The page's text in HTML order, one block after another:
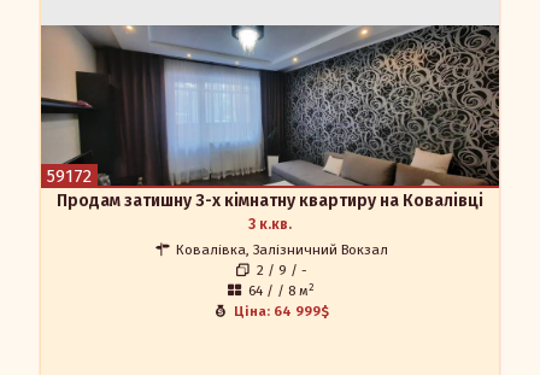
59172
Продам затишну 3-х кімнатну квартиру на Ковалівці
3 к.кв.
Ковалівка, Залізничний Вокзал
2 / 9 / -
64 / / 8 м2
Ціна: 64 999$
Продам затишну 3-х кімнатну квартиру на Ковалівці.
Квартира знаходиться на другому поверсі восьмиповерхівки.
В квартирі автономне газове опалення( двоконтурний котел),
металопластикові вікна, свіжий сучасний ремонт. Меблі та
техніка за домовленністю. Приємним бонусом буде металевий
гараж поруч з будинком. Ідеальний варіант для комфортного
проживання. Запрошуємо Вас на перегляд в зручний для Вас
час. Пропозиція від АН Мегадом
Притула Ірина Олександрівна
0990777189
agarkova181185@gmail.com